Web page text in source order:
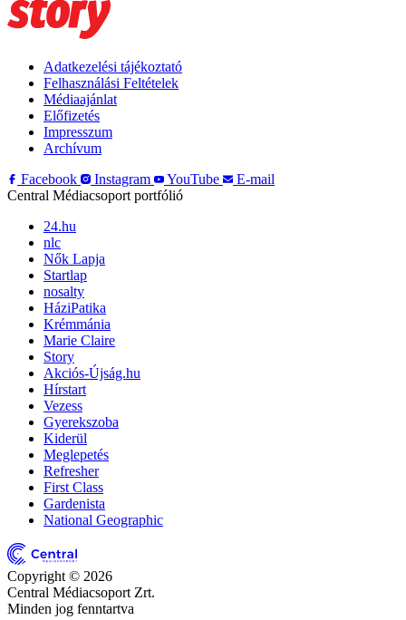
Adatkezelési tájékoztató
Felhasználási Feltételek
Médiaajánlat
Előfizetés
Impresszum
Archívum
Facebook
Instagram YouTube
E-mail
Central Médiacsoport portfólió
24.hu
nlc
Nők Lapja
Startlap
nosalty
HáziPatika
Krémmánia
Marie Claire
Story
Akciós-Újság.hu
Hírstart
Vezess
Gyerekszoba
Kiderül
Meglepetés
Refresher
First Class
Gardenista
National Geographic
Copyright © 2026
Central Médiacsoport Zrt.
Minden jog fenntartva